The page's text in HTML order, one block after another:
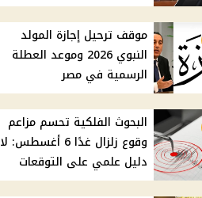
موقف ترحيل إجازة المولد
النبوي 2026 وموعد العطلة
الرسمية في مصر
البحوث الفلكية تحسم مزاعم
وقوع زلزال غدًا 6 أغسطس: لا
دليل علمي على التوقعات